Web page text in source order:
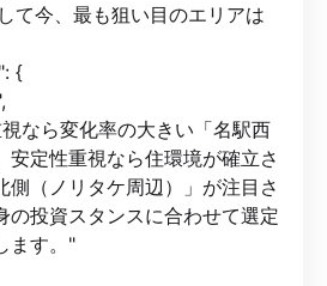
て今、最も狙い目のエリアは
{
なら変化率の大きい「名駅西
安定性重視なら住環境が確立さ
側（ノリタケ周辺）」が注目さ
の投資スタンスに合わせて選定
ます。"